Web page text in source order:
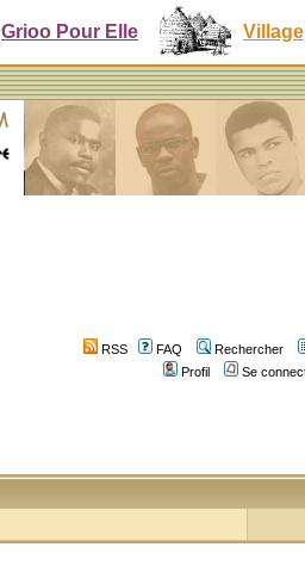
Grioo Pour Elle Village
RSS FAQ
Rechercher
Profil
Se